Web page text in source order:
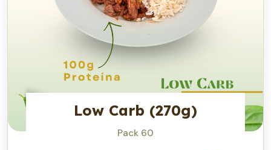
Low Carb (270g)
Pack 60